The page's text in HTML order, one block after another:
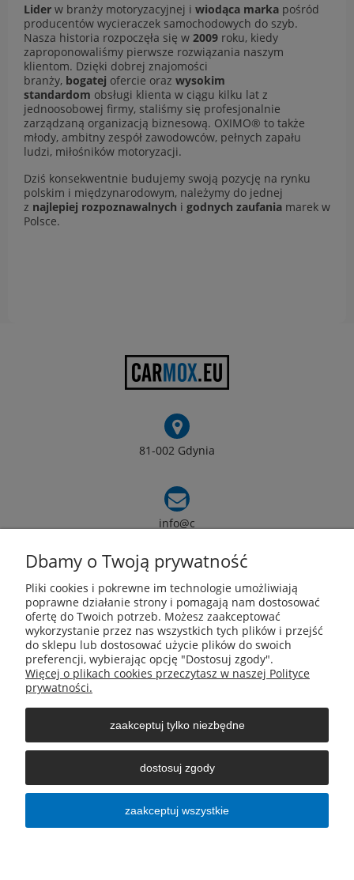
Lider w branży motoryzacyjnej i wiodąca marka pośród
producentów wycieraczek samochodowych do szyb.
Nasza historia rozpoczęła się w 2009 roku, kiedy
zaproponowaliśmy pierwsze rozwiązania naszym
klientom. Dzięki dobrej znajomości
branży, bogatej ofercie oraz wysokim
standardom obsługi klienta w ciągu kilku lat z
jednoosobowej firmy, staliśmy się profesjonalnie
zarządzaną organizacją biznesową. OXIMO® to także
młody, ambitny zespół zawodowców, pełnych zapału
ludzi, miłośników motoryzacji.
Dziś konsekwentnie budujemy swoją pozycję na rynku
polskim i międzynarodowym, należymy do jednej
z najlepiej rozpoznawalnych i godnych zaufania marek w
Polsce.
81-002 Gdynia
info@c
Pomoc
Moje konto
Informacje
O nas
Dbamy o Twoją prywatność
Pliki cookies i pokrewne im technologie umożliwiają
poprawne działanie strony i pomagają nam dostosować
ofertę do Twoich potrzeb. Możesz zaakceptować
wykorzystanie przez nas wszystkich tych plików i przejść
do sklepu lub dostosować użycie plików do swoich
preferencji, wybierając opcję "Dostosuj zgody".
Więcej o plikach cookies przeczytasz w naszej Polityce
prywatności.
zaakceptuj tylko niezbędne
dostosuj zgody
zaakceptuj wszystkie